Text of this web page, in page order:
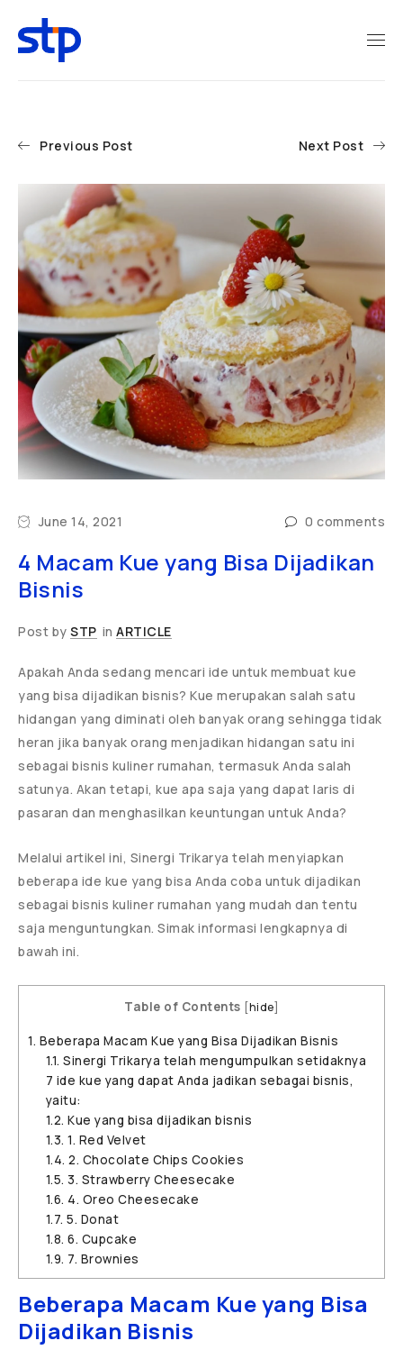
Previous Post Next Post
June 14, 2021 0 comments
4 Macam Kue yang Bisa Dijadikan
Bisnis
Post by STP in ARTICLE
Apakah Anda sedang mencari ide untuk membuat kue
yang bisa dijadikan bisnis? Kue merupakan salah satu
hidangan yang diminati oleh banyak orang sehingga tidak
heran jika banyak orang menjadikan hidangan satu ini
sebagai bisnis kuliner rumahan, termasuk Anda salah
satunya. Akan tetapi, kue apa saja yang dapat laris di
pasaran dan menghasilkan keuntungan untuk Anda?
Melalui artikel ini, Sinergi Trikarya telah menyiapkan
beberapa ide kue yang bisa Anda coba untuk dijadikan
sebagai bisnis kuliner rumahan yang mudah dan tentu
saja menguntungkan. Simak informasi lengkapnya di
bawah ini.
Table of Contents [hide]
1. Beberapa Macam Kue yang Bisa Dijadikan Bisnis
1.1. Sinergi Trikarya telah mengumpulkan setidaknya
7 ide kue yang dapat Anda jadikan sebagai bisnis,
yaitu:
1.2. Kue yang bisa dijadikan bisnis
1.3. 1. Red Velvet
1.4. 2. Chocolate Chips Cookies
1.5. 3. Strawberry Cheesecake
1.6. 4. Oreo Cheesecake
1.7. 5. Donat
1.8. 6. Cupcake
1.9. 7. Brownies
Beberapa Macam Kue yang Bisa
Dijadikan Bisnis